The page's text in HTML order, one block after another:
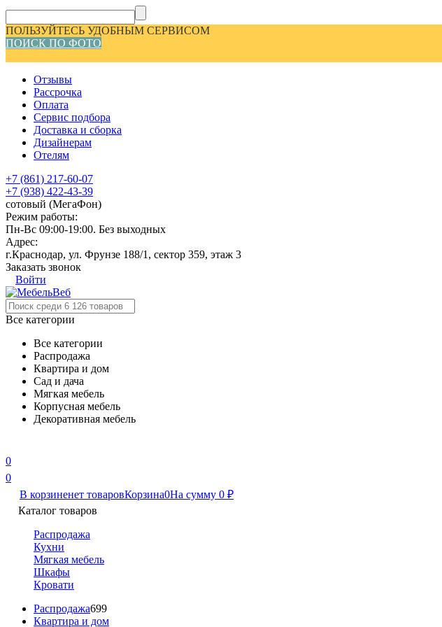
ПОЛЬЗУЙТЕСЬ УДОБНЫМ СЕРВИСОМ
ПОИСК ПО ФОТО
Отзывы
Рассрочка
Оплата
Сервис подбора
Доставка и сборка
Дизайнерам
Отелям
+7 (861) 217-60-07
+7 (938) 422-43-39
сотовый (МегаФон)
Режим работы:
Пн-Вс 09:00-19:00. Без выходных
Адрес:
г.Краснодар, ул. Фрунзе 188/1, сектор 359, этаж 3
Заказать звонок
Войти
Все категории
Все категории
Распродажа
Квартира и дом
Сад и дача
Мягкая мебель
Корпусная мебель
Декоративная мебель
0
0
В корзиненет товаровКорзина0На сумму 0 ₽
Каталог товаров
Распродажа
Кухни
Мягкая мебель
Шкафы
Кровати
Распродажа699
Квартира и дом